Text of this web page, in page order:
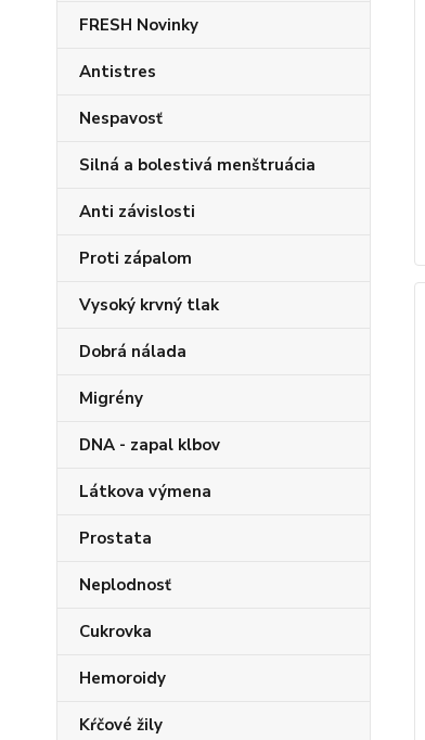
FRESH Novinky
Antistres
Nespavosť
Silná a bolestivá menštruácia
Anti závislosti
Proti zápalom
Vysoký krvný tlak
Dobrá nálada
Migrény
DNA - zapal klbov
Látkova výmena
Prostata
Neplodnosť
Cukrovka
Hemoroidy
Kŕčové žily